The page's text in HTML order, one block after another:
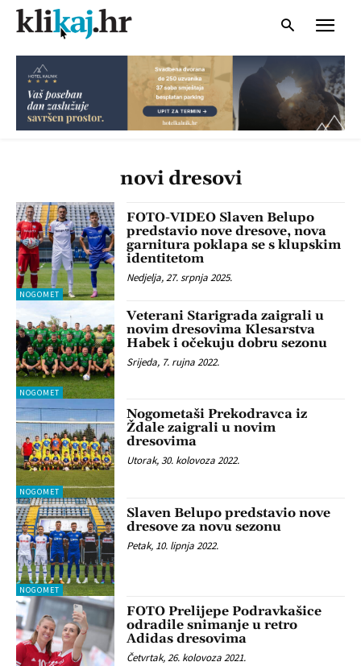
novi dresovi
NOGOMET
FOTO-VIDEO Slaven Belupo
predstavio nove dresove, nova
garnitura poklapa se s klupskim
identitetom
Nedjelja, 27. srpnja 2025.
NOGOMET
Veterani Starigrada zaigrali u
novim dresovima Klesarstva
Habek i očekuju dobru sezonu
Srijeda, 7. rujna 2022.
NOGOMET
Nogometaši Prekodravca iz
Ždale zaigrali u novim
dresovima
Utorak, 30. kolovoza 2022.
NOGOMET
Slaven Belupo predstavio nove
dresove za novu sezonu
Petak, 10. lipnja 2022.
FOTO Prelijepe Podravkašice
odradile snimanje u retro
Adidas dresovima
Četvrtak, 26. kolovoza 2021.